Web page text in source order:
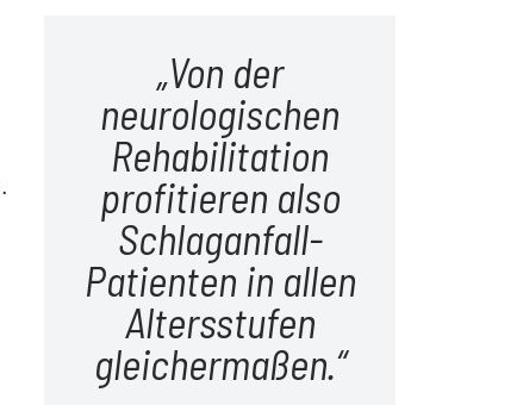
Von der
neurologischen
Rehabilitation
profitieren also
Schlaganfall-
Patienten in allen
Altersstufen
gleichermaßen.